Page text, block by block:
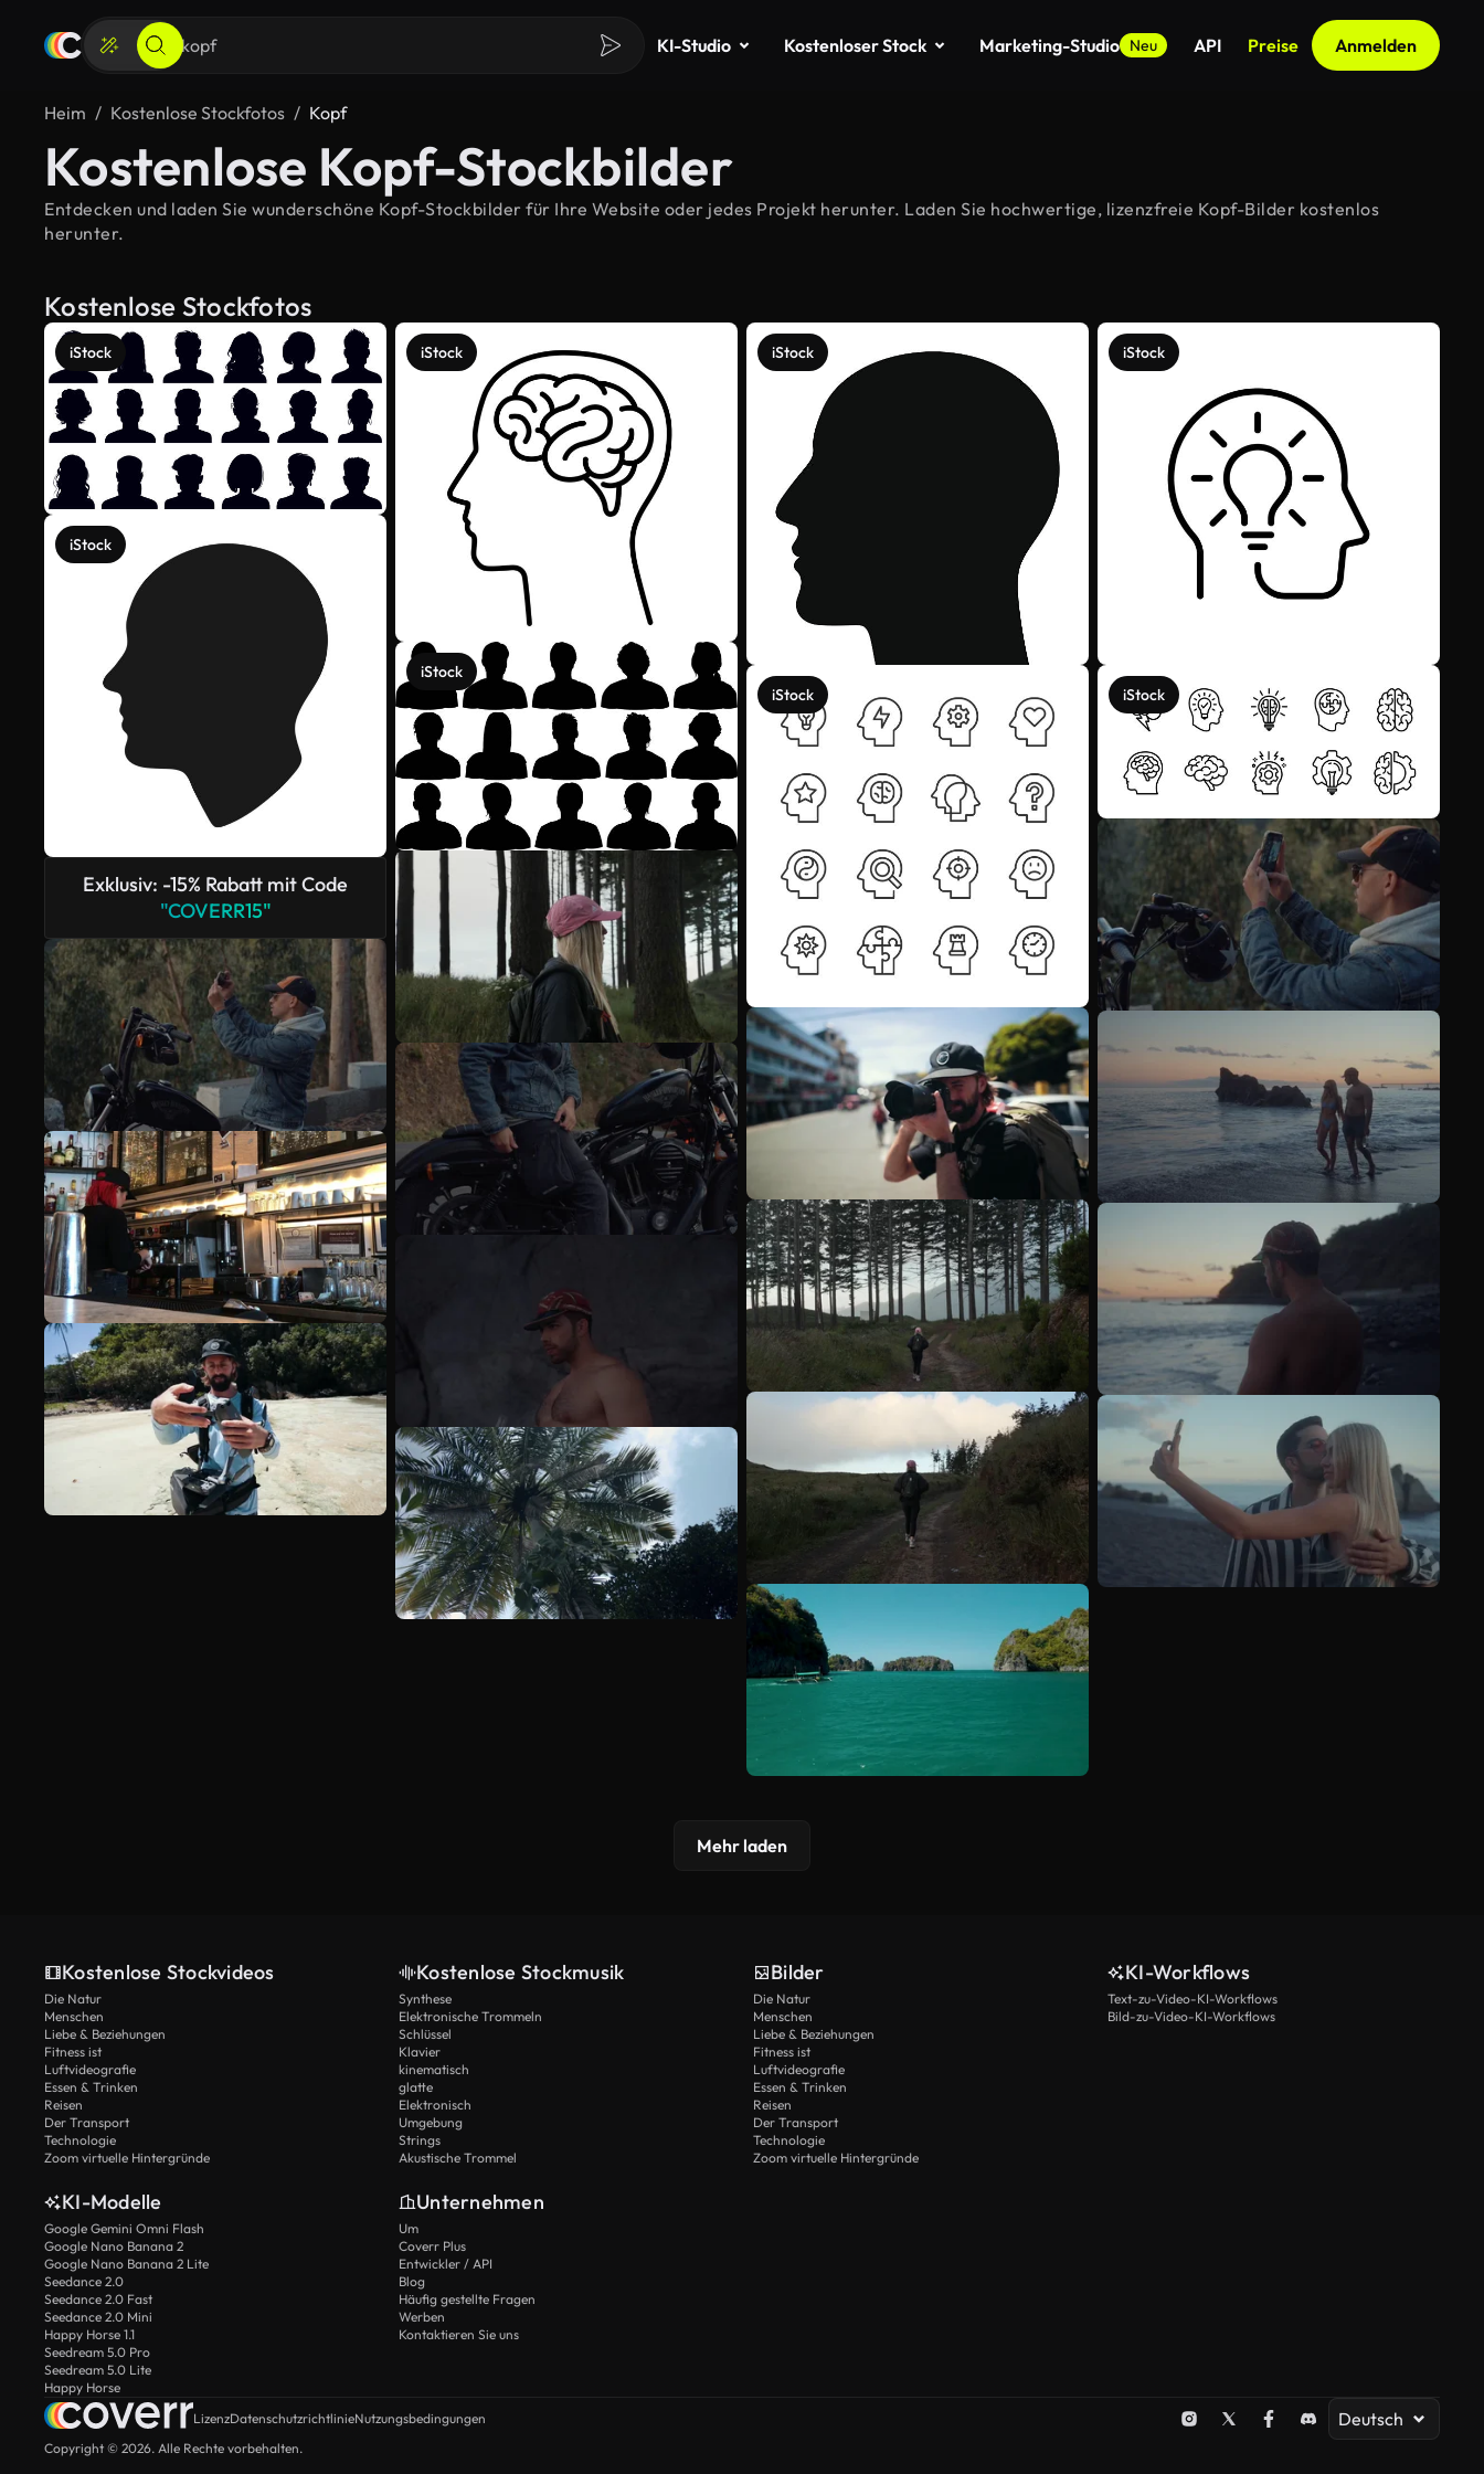
KI-Studio Kostenloser Stock Marketing-Studio Neu API Preise Anmelden
Heim Kostenlose Stockfotos Kopf
Kostenlose Kopf-Stockbilder
Entdecken und laden Sie wunderschöne Kopf-Stockbilder für Ihre Website oder jedes Projekt herunter. Laden Sie hochwertige, lizenzfreie Kopf-Bilder kostenlos
herunter.
Kostenlose Stockfotos
iStock
iStock
Exklusiv: -15% Rabatt mit Code
"COVERR15"
iStock
iStock
iStock
iStock
iStock
iStock
Mehr anzeigen
Mehr laden
Kostenlose Stockvideos
Die Natur
Menschen
Liebe & Beziehungen
Fitness ist
Luftvideografie
Essen & Trinken
Reisen
Der Transport
Technologie
Zoom virtuelle Hintergründe
Kostenlose Stockmusik
Synthese
Elektronische Trommeln
Schlüssel
Klavier
kinematisch
glatte
Elektronisch
Umgebung
Strings
Akustische Trommel
Bilder
Die Natur
Menschen
Liebe & Beziehungen
Fitness ist
Luftvideografie
Essen & Trinken
Reisen
Der Transport
Technologie
Zoom virtuelle Hintergründe
KI-Workflows
Text-zu-Video-KI-Workflows
Bild-zu-Video-KI-Workflows
KI-Modelle
Google Gemini Omni Flash
Google Nano Banana 2
Google Nano Banana 2 Lite
Seedance 2.0
Seedance 2.0 Fast
Seedance 2.0 Mini
Happy Horse 1.1
Seedream 5.0 Pro
Seedream 5.0 Lite
Happy Horse
Unternehmen
Um
Coverr Plus
Entwickler / API
Blog
Häufig gestellte Fragen
Werben
Kontaktieren Sie uns
LizenzDatenschutzrichtlinieNutzungsbedingungen Deutsch
Copyright © 2026. Alle Rechte vorbehalten.